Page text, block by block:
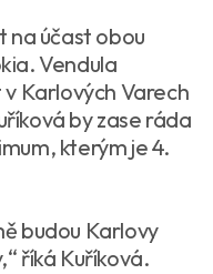
na účast obou
Vendula
Karlových Varech
by zase ráda
kterým je 4.
budou Karlovy
říká Kuříková.